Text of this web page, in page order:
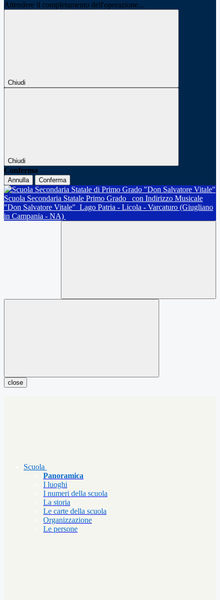
Attendere il completamento dell'operazione...
Chiudi
Chiudi
Conferma
Annulla Conferma
Scuola Secondaria Statale Primo Grado
con Indirizzo Musicale
"Don Salvatore Vitale" Lago Patria - Licola - Varcaturo (Giugliano
in Campania - NA)
close
Scuola
Panoramica
I luoghi
I numeri della scuola
La storia
Le carte della scuola
Organizzazione
Le persone